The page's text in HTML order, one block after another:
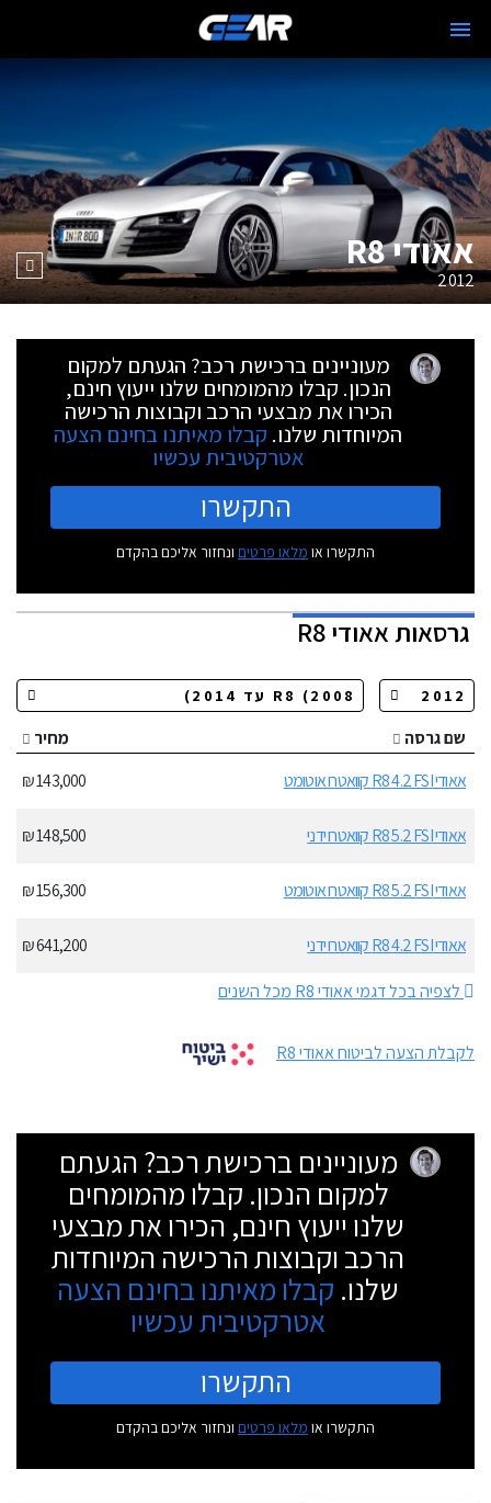
אאודי R8
2012
מעוניינים ברכישת רכב? הגעתם למקום
הנכון. קבלו מהמומחים שלנו ייעוץ חינם,
הכירו את מבצעי הרכב וקבוצות הרכישה
המיוחדות שלנו. קבלו מאיתנו בחינם הצעה
אטרקטיבית עכשיו
התקשרו
התקשרו או מלאו פרטים ונחזור אליכם בהקדם
גרסאותאאודי R8
שם גרסה
מחיר
אאודי R8 4.2 FSI קוואטרו אוטומט
143,000 ₪
אאודי R8 5.2 FSI קוואטרו ידני 148,500 ₪
אאודי R8 5.2 FSI קוואטרו אוטומט 156,300 ₪
אאודי R8 4.2 FSI קוואטרו ידני
641,200 ₪
לצפיה בכל דגמי אאודי R8 מכל השנים
לקבלת הצעה לביטוח אאודי R8
מעוניינים ברכישת רכב? הגעתם
למקום הנכון. קבלו מהמומחים
שלנו ייעוץ חינם, הכירו את מבצעי
הרכב וקבוצות הרכישה המיוחדות
שלנו. קבלו מאיתנו בחינם הצעה
אטרקטיבית עכשיו
התקשרו
התקשרו או מלאו פרטים ונחזור אליכם בהקדם